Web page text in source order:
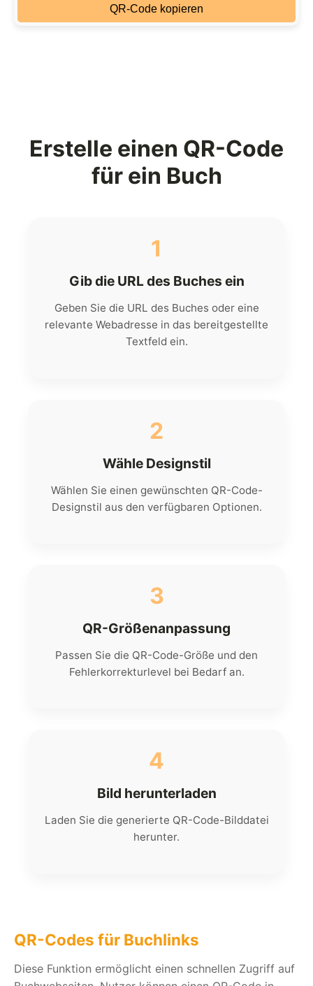
QR-Code kopieren
Erstelle einen QR-Code
für ein Buch
1
Gib die URL des Buches ein
Geben Sie die URL des Buches oder eine
relevante Webadresse in das bereitgestellte
Textfeld ein.
2
Wähle Designstil
Wählen Sie einen gewünschten QR-Code-
Designstil aus den verfügbaren Optionen.
3
QR-Größenanpassung
Passen Sie die QR-Code-Größe und den
Fehlerkorrekturlevel bei Bedarf an.
4
Bild herunterladen
Laden Sie die generierte QR-Code-Bilddatei
herunter.
QR-Codes für Buchlinks
Diese Funktion ermöglicht einen schnellen Zugriff auf